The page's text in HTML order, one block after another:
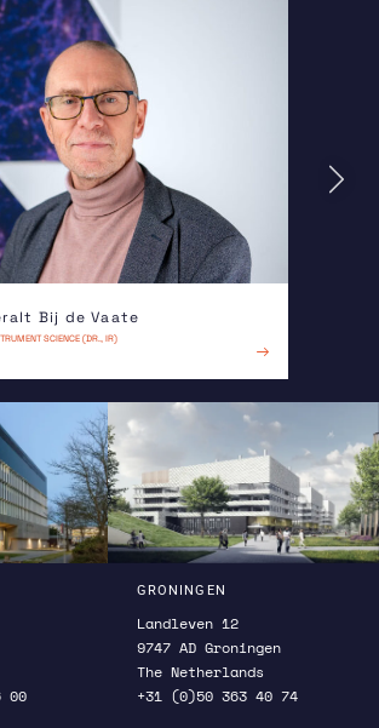
Bij de Vaate
SCIENCE (DR., IR)
LEES MEER
00
GRONINGEN
Landleven 12
9747 AD Groningen
The Netherlands
+31 (0)50 363 40 74